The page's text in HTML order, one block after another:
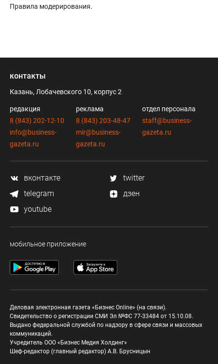
Правила модерирования.
контакты
Казань, Лобачевского 10, корпус 2
редакция
8 (843) 202-12-10
info@business-
gazeta.ru
реклама
8 (843) 203-48-47
mir@business-
gazeta.ru
отдел персонала
staff@business-
gazeta.ru
вконтакте
twitter
telegram
дзен
youtube
мобильное приложение
Деловая электронная газета «Бизнес Online» (на связи).
Свидетельство о регистрации СМИ Эл №ФС 77-33484 от 15.10.08.
Выдано федеральной службой по надзору в сфере связи и массовых
коммуникаций.
Учредитель ООО «Бизнес Медия Холдинг»
Шеф-редактор (главный редактор) А.В. Брусницын